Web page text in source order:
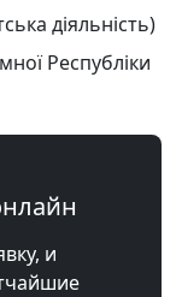
діяльність)
Республіки
и